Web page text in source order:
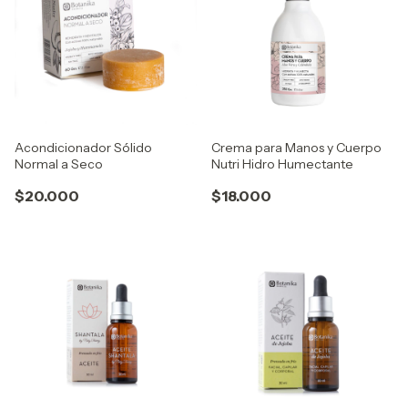
Acondicionador Sólido
Normal a Seco
$20.000
Crema para Manos y Cuerpo
Nutri Hidro Humectante
$18.000